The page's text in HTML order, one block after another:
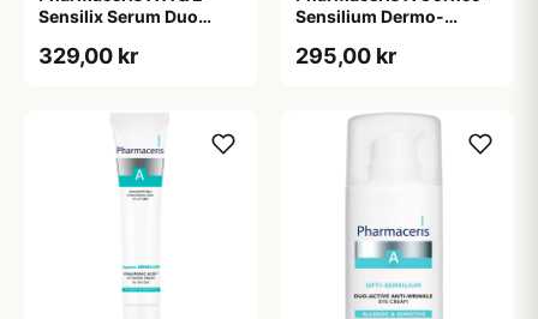
Sensilix Serum Duo
329,00 kr
Sensilium Dermo-
Cream (75 ml)
295,00 kr